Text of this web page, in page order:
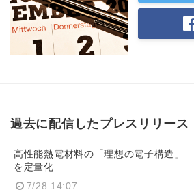
過去に配信したプレスリリース
高性能熱電材料の「理想の電子構造」
を定量化
7/28 14:07